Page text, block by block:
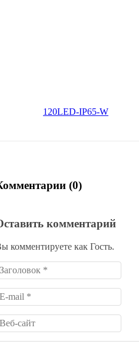
(0)
комментарий
комментируете как Гость.